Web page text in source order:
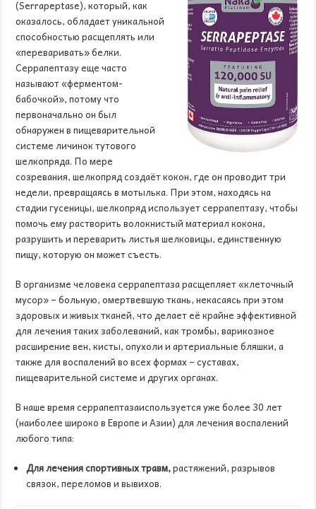
(Serrapeptase), который, как
оказалось, обладает уникальной
способностью расщеплять или
«переваривать» белки.
Серрапептазу еще часто
называют «ферментом-
бабочкой», потому что
первоначально он был
обнаружен в пищеварительной
системе личинок тутового
шелкопряда. По мере
созревания, шелкопряд создаёт кокон, где он проводит три
недели, превращаясь в мотылька. При этом, находясь на
стадии гусеницы, шелкопряд использует серрапептазу, чтобы
помочь ему растворить волокнистый материал кокона,
разрушить и переварить листья шелковицы, единственную
пищу, которую он может съесть.
В организме человека серрапептаза расщепляет «клеточный
мусор» – больную, омертвевшую ткань, некасаясь при этом
здоровых и живых тканей, что делает её крайне эффективной
для лечения таких заболеваний, как тромбы, варикозное
расширение вен, кисты, опухоли и артериальные бляшки, а
также для воспалений во всех формах – суставах,
пищеварительной системе и других органах.
В наше время серрапептазаиспользуется уже более 30 лет
(наиболее широко в Европе и Азии) для лечения воспалений
любого типа:
Для лечения спортивных травм,растяжений, разрывов
связок, переломов и вывихов.